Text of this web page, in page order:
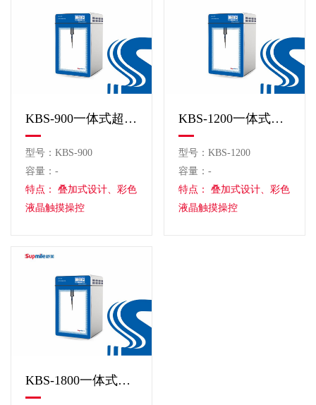
KBS-900一体式超声波细胞粉碎机
型号：KBS-900
容量：-
特点： 叠加式设计、彩色
液晶触摸操控
KBS-1200一体式超声波细胞粉碎机
型号：KBS-1200
容量：-
特点： 叠加式设计、彩色
液晶触摸操控
KBS-1800一体式超声波细胞粉碎机